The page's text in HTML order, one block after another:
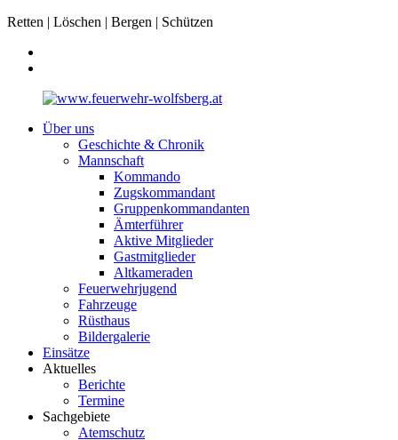
Retten | Löschen | Bergen | Schützen
Über uns
Geschichte & Chronik
Mannschaft
Kommando
Zugskommandant
Gruppenkommandanten
Ämterführer
Aktive Mitglieder
Gastmitglieder
Altkameraden
Feuerwehrjugend
Fahrzeuge
Rüsthaus
Bildergalerie
Einsätze
Aktuelles
Berichte
Termine
Sachgebiete
Atemschutz